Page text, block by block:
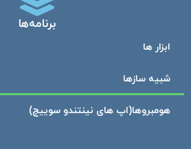
برنامه‌ها
ابزار ها
شبیه ساز‌ها
هومبرو‌ها(اپ های نینتندو سوییچ)